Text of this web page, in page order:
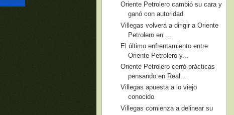
Oriente Petrolero cambió su cara y
ganó con autoridad
Villegas volverá a dirigir a Oriente
Petrolero en ...
El último enfrentamiento entre
Oriente Petrolero y...
Oriente Petrolero cerró prácticas
pensando en Real...
Villegas apuesta a lo viejo
conocido
Villegas comienza a delinear su